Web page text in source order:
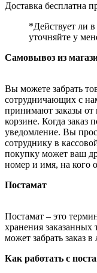
Доставка бесплатна
*Действует ли
уточняйте у
Самовывоз из
Вы можете забрать
сотрудничающих с
принимают заказы от
корзине. Когда заказ
уведомление. Вы
сотруднику в
покупку может ваш
номер и имя, на кого
Постамат
Постамат – это
хранения заказанных
может забрать заказ
Как работать с